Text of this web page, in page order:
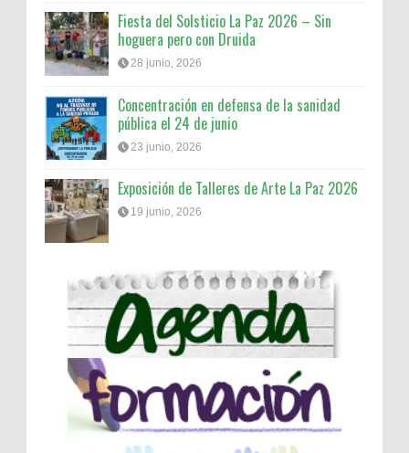
Fiesta del Solsticio La Paz 2026 – Sin
hoguera pero con Druida
28 junio, 2026
Concentración en defensa de la sanidad
pública el 24 de junio
23 junio, 2026
Exposición de Talleres de Arte La Paz 2026
19 junio, 2026